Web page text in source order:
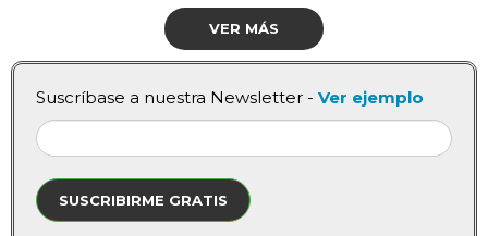
VER MÁS
Suscríbase a nuestra Newsletter - Ver ejemplo
SUSCRIBIRME GRATIS